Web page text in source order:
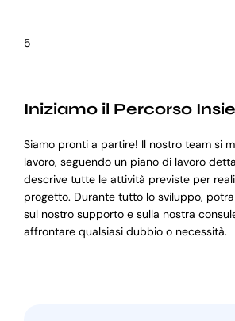
5
Iniziamo il Percorso
Siamo pronti a partire! Il nostro team si
lavoro, seguendo un piano di lavoro
descrive tutte le attività previste per
progetto. Durante tutto lo sviluppo,
sul nostro supporto e sulla nostra
affrontare qualsiasi dubbio o necessità.